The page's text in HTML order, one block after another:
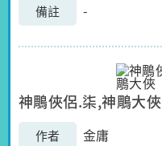
備註 -
神鵰俠侶.柒,神鵰大俠
作者 金庸